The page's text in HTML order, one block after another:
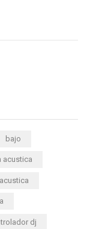
bajo
acustica
dj